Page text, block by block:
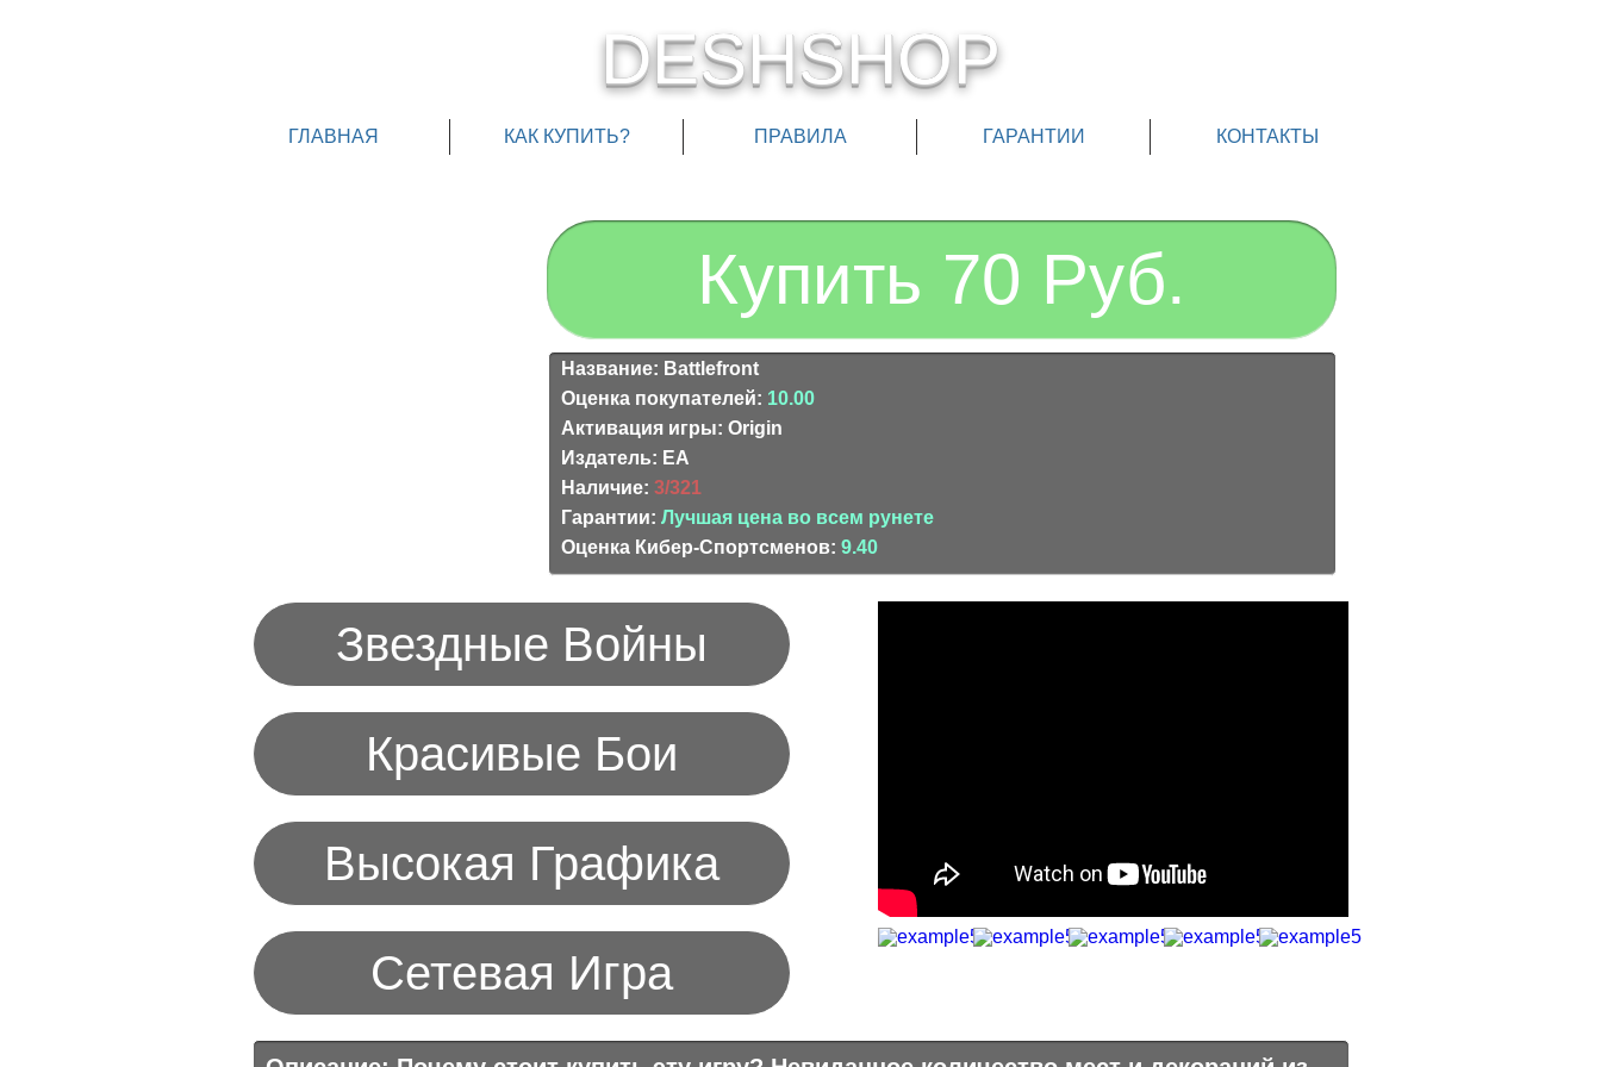
DESHSHOP
ГЛАВНАЯ КАК КУПИТЬ? ПРАВИЛА ГАРАНТИИ КОНТАКТЫ
Купить 70 Руб.
Название: Battlefront
Оценка покупателей: 10.00
Активация игры: Origin
Издатель: EA
Наличие: 3/321
Гарантии: Лучшая цена во всем рунете
Оценка Кибер-Спортсменов: 9.40
Звездные Войны
Красивые Бои
Высокая Графика
Сетевая Игра